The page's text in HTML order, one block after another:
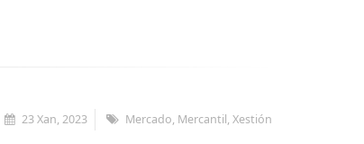
23 Xan, 2023 Mercado, Mercantil, Xestión